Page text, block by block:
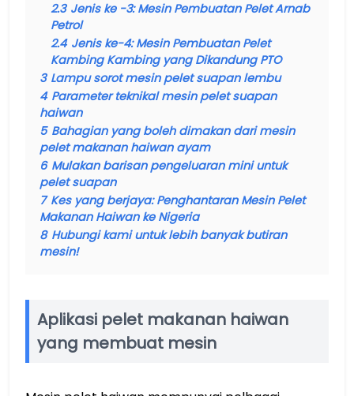
2.3 Jenis ke -3: Mesin Pembuatan Pelet Arnab
Petrol
2.4 Jenis ke-4: Mesin Pembuatan Pelet
Kambing Kambing yang Dikandung PTO
3 Lampu sorot mesin pelet suapan lembu
4 Parameter teknikal mesin pelet suapan
haiwan
5 Bahagian yang boleh dimakan dari mesin
pelet makanan haiwan ayam
6 Mulakan barisan pengeluaran mini untuk
pelet suapan
7 Kes yang berjaya: Penghantaran Mesin Pelet
Makanan Haiwan ke Nigeria
8 Hubungi kami untuk lebih banyak butiran
mesin!
Aplikasi pelet makanan haiwan
yang membuat mesin